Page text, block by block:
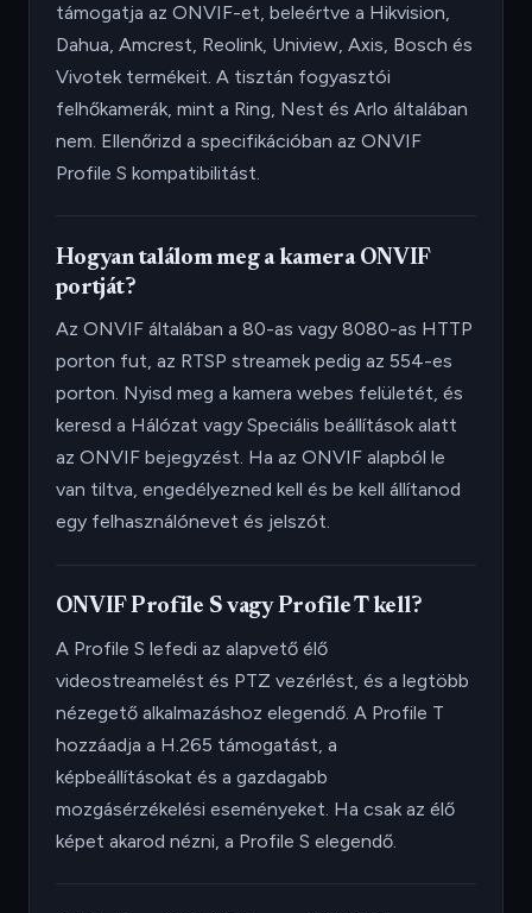
támogatja az ONVIF-et, beleértve a Hikvision,
Dahua, Amcrest, Reolink, Uniview, Axis, Bosch és
Vivotek termékeit. A tisztán fogyasztói
felhőkamerák, mint a Ring, Nest és Arlo általában
nem. Ellenőrizd a specifikációban az ONVIF
Profile S kompatibilitást.
Hogyan találom meg a kamera ONVIF
portját?
Az ONVIF általában a 80-as vagy 8080-as HTTP
porton fut, az RTSP streamek pedig az 554-es
porton. Nyisd meg a kamera webes felületét, és
keresd a Hálózat vagy Speciális beállítások alatt
az ONVIF bejegyzést. Ha az ONVIF alapból le
van tiltva, engedélyezned kell és be kell állítanod
egy felhasználónevet és jelszót.
ONVIF Profile S vagy Profile T kell?
A Profile S lefedi az alapvető élő
videostreamelést és PTZ vezérlést, és a legtöbb
nézegető alkalmazáshoz elegendő. A Profile T
hozzáadja a H.265 támogatást, a
képbeállításokat és a gazdagabb
mozgásérzékelési eseményeket. Ha csak az élő
képet akarod nézni, a Profile S elegendő.